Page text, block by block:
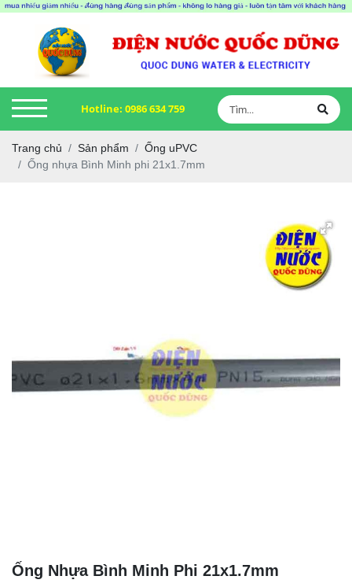
Hotline: 0986 634 759
Trang chủ Sản phẩm
Ống uPVC
Ống nhựa Bình Minh phi 21x1.7mm
Ống Nhựa Bình Minh Phi 21x1.7mm